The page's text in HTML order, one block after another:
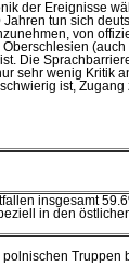
der Ereignisse
tun sich
von
Die
sehr wenig Kritik
ist,
insgesamt
in den
Truppen